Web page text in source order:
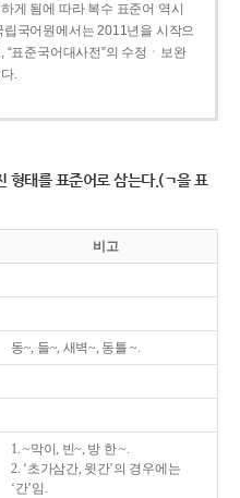
게 됨에 따라 복수 표준어 역시
국어원에서는 2011년을 시작으
표준국어대사전”의 수정ㆍ보완
.
형태를 표준어로 삼는다.(ㄱ을 표
비고
동~, 들~, 새벽~, 동틀 ~.
1. ~막이, 빈~, 방 한 ~.
2. ‘초가삼간, 윗간’의 경우에는
‘간’임.